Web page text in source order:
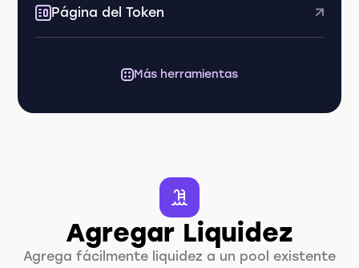
Página del Token
Más herramientas
Agregar Liquidez
Agrega fácilmente liquidez a un pool existente